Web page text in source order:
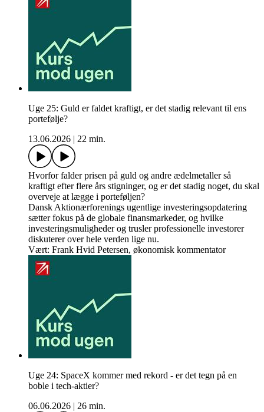
Uge 25: Guld er faldet kraftigt, er det stadig relevant til ens
portefølje?
13.06.2026
22 min.
Hvorfor falder prisen på guld og andre ædelmetaller så
kraftigt efter flere års stigninger, og er det stadig noget, du skal
overveje at lægge i porteføljen?
Dansk Aktionærforenings ugentlige investeringsopdatering
sætter fokus på de globale finansmarkeder, og hvilke
investeringsmuligheder og trusler professionelle investorer
diskuterer over hele verden lige nu.
Vært: Frank Hvid Petersen, økonomisk kommentator
Uge 24: SpaceX kommer med rekord - er det tegn på en
boble i tech-aktier?
06.06.2026
26 min.